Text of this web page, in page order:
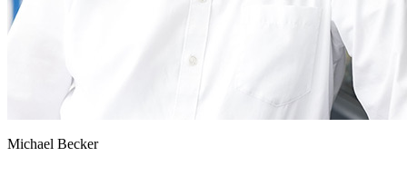
Michael Becker